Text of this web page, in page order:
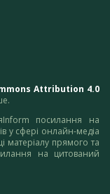
Attribution 4.0
посилання на
у сфері онлайн-медіа
матеріалу прямого та
на цитований